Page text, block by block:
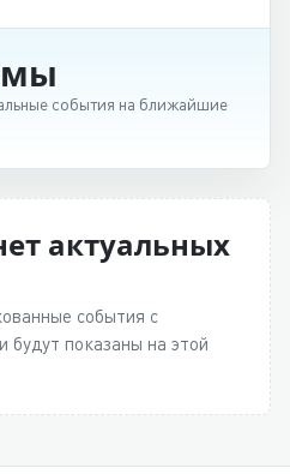
события на ближайшие
актуальных
события с
показаны на этой